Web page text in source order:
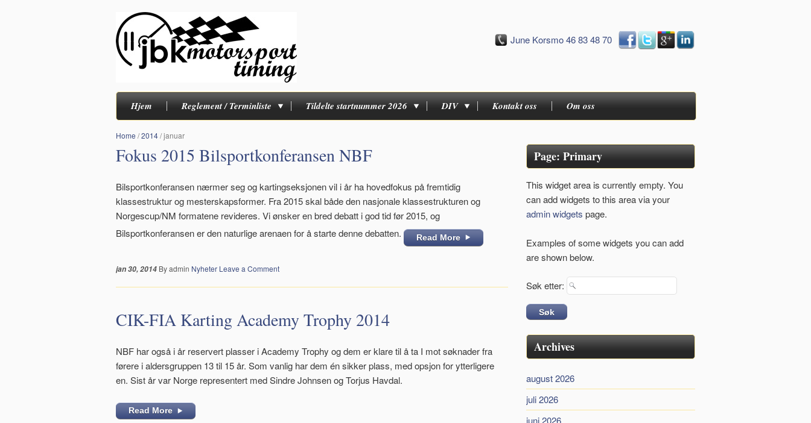
June Korsmo 46 83 48 70
Hjem Reglement / Terminliste Tildelte startnummer 2026 DIV Kontakt oss Om oss
Home /2014/januar
Fokus 2015 Bilsportkonferansen NBF
Bilsportkonferansen nærmer seg og kartingseksjonen vil i år ha hovedfokus på fremtidig
klassestruktur og mesterskapsformer. Fra 2015 skal både den nasjonale klassestrukturen og
Norgescup/NM formatene revideres. Vi ønsker en bred debatt i god tid før 2015, og
Bilsportkonferansen er den naturlige arenaen for å starte denne debatten.
Read More
jan 30, 2014 By admin Nyheter Leave a Comment
CIK-FIA Karting Academy Trophy 2014
NBF har også i år reservert plasser i Academy Trophy og dem er klare til å ta I mot søknader fra
førere i aldersgruppen 13 til 15 år. Som vanlig har dem én sikker plass, med opsjon for ytterligere
en. Sist år var Norge representert med Sindre Johnsen og Torjus Havdal.
Read More
Page: Primary
This widget area is currently empty. You
can add widgets to this area via your
admin widgets page.
Examples of some widgets you can add
are shown below.
Søk etter:
Archives
august 2026
juli 2026
juni 2026